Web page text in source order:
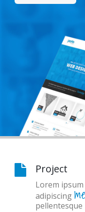
Project
Lorem
adipiscing
pellentesque